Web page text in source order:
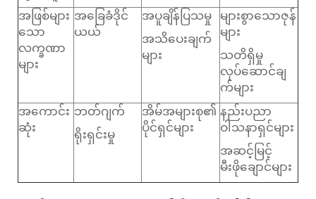
အဖြစ်များ
သော
လက္ခဏာ
များ
အခြေခံဒိုင်
ယယ်
အပူချိန်ပြသမှု
အသိပေးချက်
များ
များစွာသောဇုန်
များ
သတိရှိမှု
လုပ်ဆောင်ချ
က်များ
အကောင်း
ဆုံး
ဘတ်ဂျက်
ရိုးရှင်းမှု
အိမ်အများစု၏
ပိုင်ရှင်များ
နည်းပညာ
ဝါသနာရှင်များ
အဆင့်မြင့်
မီးဖိုချောင်များ